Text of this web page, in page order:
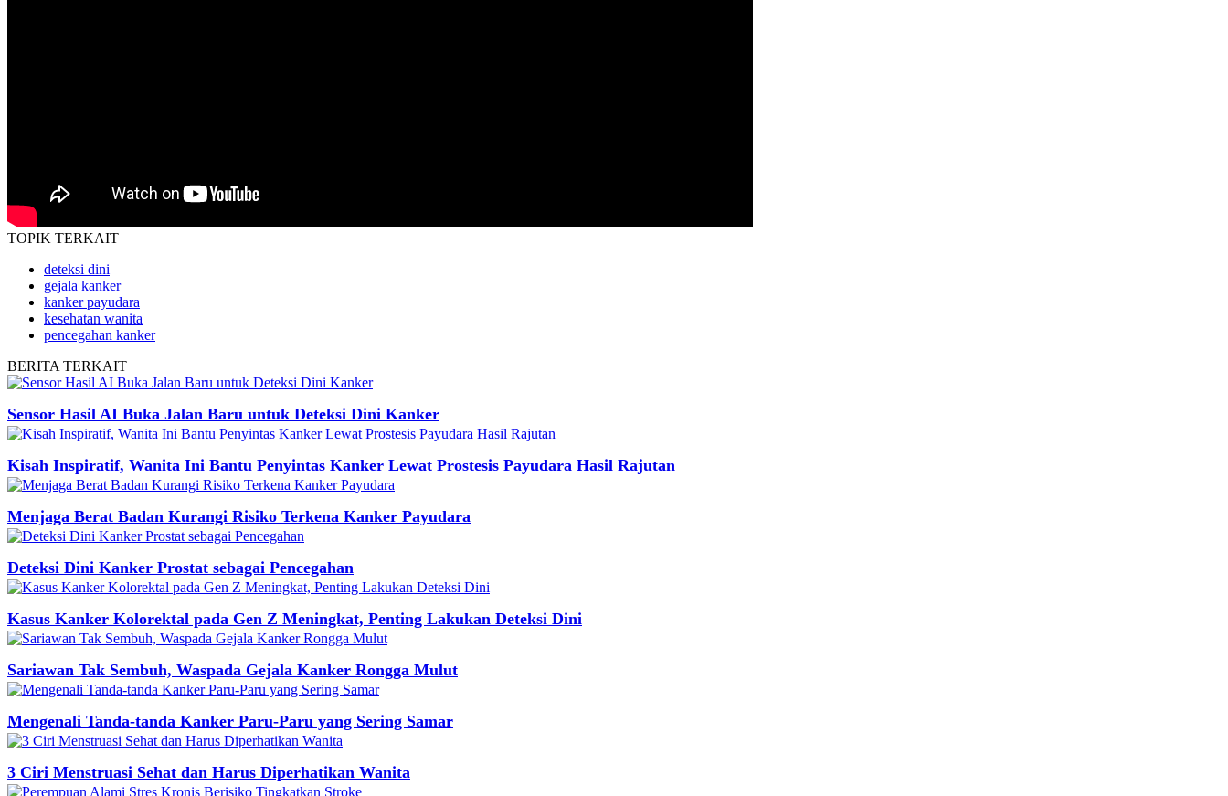
TOPIK TERKAIT
deteksi dini
gejala kanker
kanker payudara
kesehatan wanita
pencegahan kanker
BERITA TERKAIT
Sensor Hasil AI Buka Jalan Baru untuk Deteksi Dini Kanker
Kisah Inspiratif, Wanita Ini Bantu Penyintas Kanker Lewat Prostesis Payudara Hasil Rajutan
Menjaga Berat Badan Kurangi Risiko Terkena Kanker Payudara
Deteksi Dini Kanker Prostat sebagai Pencegahan
Kasus Kanker Kolorektal pada Gen Z Meningkat, Penting Lakukan Deteksi Dini
Sariawan Tak Sembuh, Waspada Gejala Kanker Rongga Mulut
Mengenali Tanda-tanda Kanker Paru-Paru yang Sering Samar
3 Ciri Menstruasi Sehat dan Harus Diperhatikan Wanita